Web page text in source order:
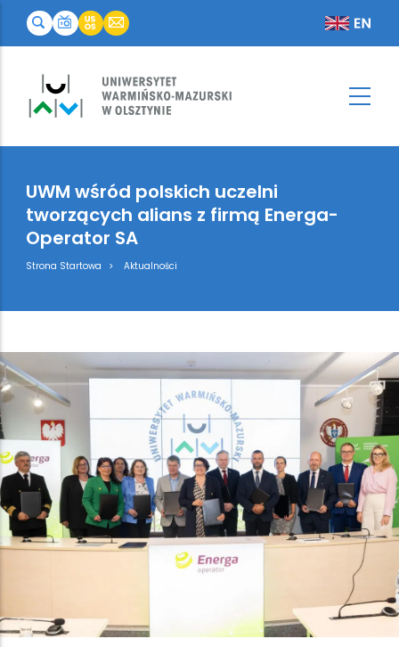
UWM wśród polskich uczelni
tworzących alians z firmą Energa-
Operator SA
Breadcrumb
Strona Startowa Aktualności